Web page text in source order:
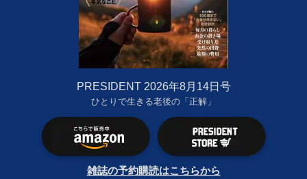
PRESIDENT 2026年8月14日号
ひとりで生きる老後の「正解」
雑誌の予約購読はこちらから